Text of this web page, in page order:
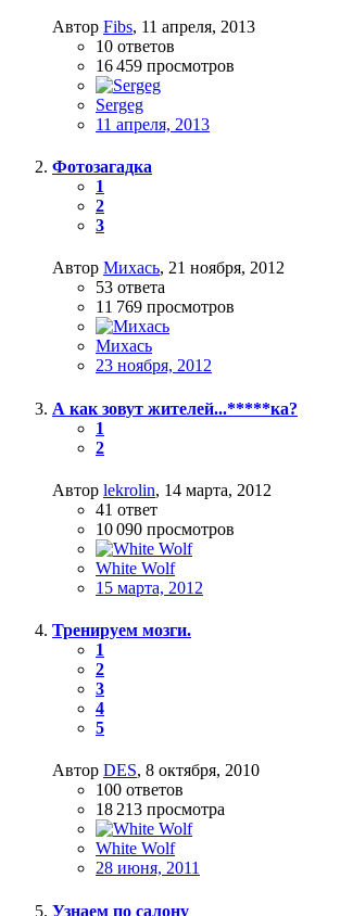
Автор Fibs, 11 апреля, 2013
10 ответов
16 459 просмотров
Sergeg
11 апреля, 2013
Фотозагадка
1
2
3
Автор Михась, 21 ноября, 2012
53 ответа
11 769 просмотров
Михась
23 ноября, 2012
А как зовут жителей...*****ка?
1
2
Автор lekrolin, 14 марта, 2012
41 ответ
10 090 просмотров
White Wolf
15 марта, 2012
Тренируем мозги.
1
2
3
4
5
Автор DES, 8 октября, 2010
100 ответов
18 213 просмотра
White Wolf
28 июня, 2011
Узнаем по салону